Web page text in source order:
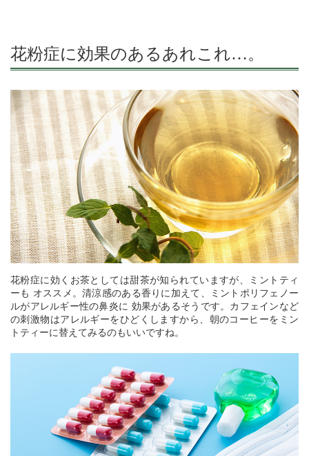
花粉症に効果のあるあれこれ…。
花粉症に効くお茶としては甜茶が知られていますが、ミントティ
ーも オススメ。清涼感のある香りに加えて、ミントポリフェノー
ルがアレルギー性の鼻炎に 効果があるそうです。カフェインなど
の刺激物はアレルギーをひどくしますから、朝のコーヒーをミン
トティーに替えてみるのもいいですね。